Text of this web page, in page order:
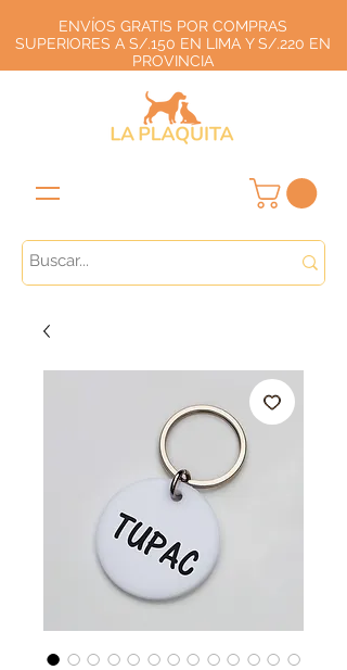
ENVÍOS GRATIS POR COMPRAS
SUPERIORES A S/.150 EN LIMA Y S/.220 EN
PROVINCIA